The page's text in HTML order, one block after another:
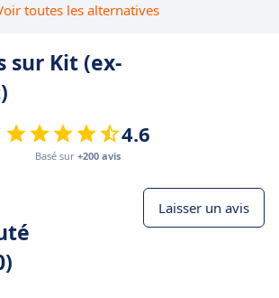
toutes les alternatives
sur Kit (ex-
4.6
Basé sur +200 avis
Laisser un avis